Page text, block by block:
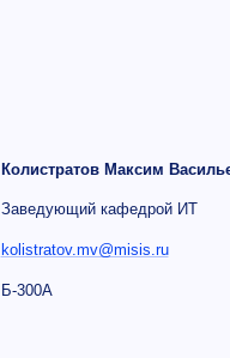
Колистратов Максим
Заведующий кафедрой ИТ
kolistratov.mv@misis.ru
Б-300А